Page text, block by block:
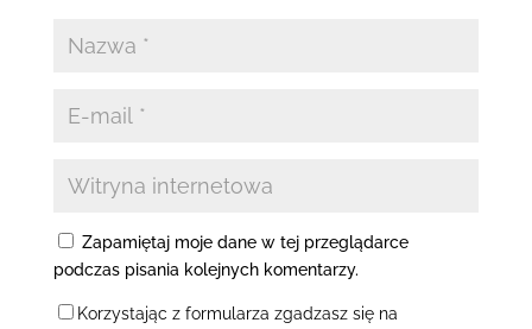
Zapamiętaj moje dane w tej przeglądarce
podczas pisania kolejnych komentarzy.
Korzystając z formularza zgadzasz się na